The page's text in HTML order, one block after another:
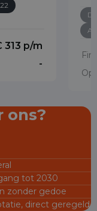
313 p/m
-
ons?
tot 2030
zonder gedoe
direct geregeld